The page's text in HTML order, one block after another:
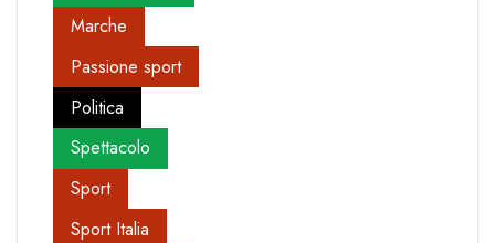
Marche
Passione sport
Politica
Spettacolo
Sport
Sport Italia